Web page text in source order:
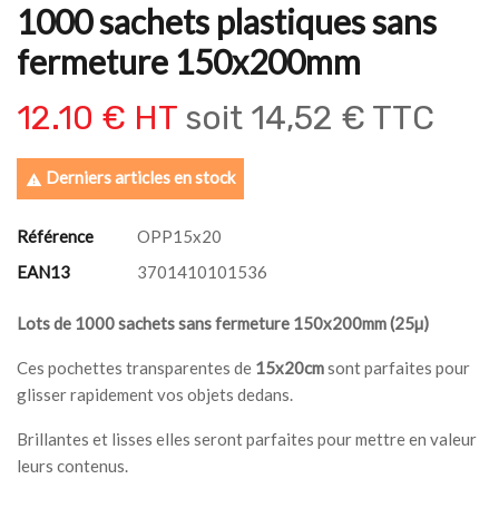
1000 sachets plastiques sans
fermeture 150x200mm
12.10 € HT soit 14,52 € TTC
 Derniers articles en stock
Référence
OPP15x20
EAN13
3701410101536
Lots de 1000 sachets sans fermeture 150x200mm (25µ)
Ces pochettes transparentes de 15x20cmsont parfaites pour
glisser rapidement vos objets dedans.
Brillantes et lisses elles seront parfaites pour mettre en valeur
leurs contenus.